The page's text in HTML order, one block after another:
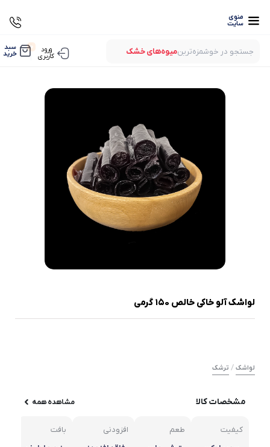
منوی
سایت
جستجو در خوشمزه‌ترینمیوه‌های خشک
لواشک‌های ارگانیک
ورود
کاربری
0 سبد
خرید
لواشک آلو خاکی خالص 150 گرمی
لواشک / ترشک
مشخصات کالا مشاهده همه
کیفیت
طعم
افزودنی
بافت